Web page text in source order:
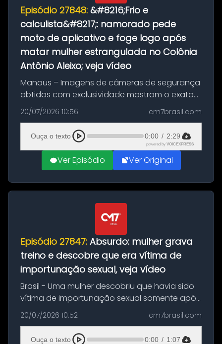
Episódio 27848: &#8216;Frio e
calculista&#8217;: namorado pede
moto de aplicativo e foge logo após
matar mulher estrangulada no Colônia
Antônio Aleixo; veja vídeo
Manaus – Imagens de câmeras de segurança
obtidas com exclusividade mostram o exato
momento da fuga do principal suspeito da
morte de Larissa Araújo, de 28 anos. O crime
ocorreu na noite deste último d...
20/07/2026 10:56 cm7brasil.com
Ouça o texto 0:00 / 2:29
powered by VOICEXPRESS
Ver Episódio Ver Original
Episódio 27847: Absurdo: mulher grava
treino e descobre que era vítima de
importunação sexual, veja vídeo
Brasil - Uma mulher descobriu que havia sido
vítima de importunação sexual somente após
assistir a um vídeo que gravou enquanto
treinava na academia de um condomínio em
Feira de Santana, na Bahia. O c...
20/07/2026 10:52 cm7brasil.com
Ouça o texto 0:00 / 1:07